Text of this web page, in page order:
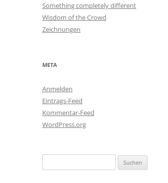
Something completely different
Wisdom of the Crowd
Zeichnungen
META
Anmelden
Eintrags-Feed
Kommentar-Feed
WordPress.org
nach: